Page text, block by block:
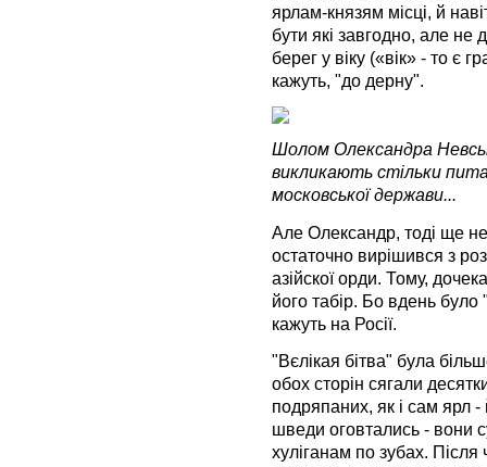
ярлам-князям місці, й
бути які завгодно, але не
берег у віку («вік» - то є
кажуть, "до дерну".
Шолом Олександра
викликають стільки
московської держави...
Але Олександр, тоді ще
остаточно вирішився з
азійскої орди. Тому,
його табір. Бо вдень було
кажуть на Росії.
"Вєлікая бітва" була
обох сторін сягали
подряпаних, як і сам ярл -
шведи оговтались - вони
хуліганам по зубах. Після